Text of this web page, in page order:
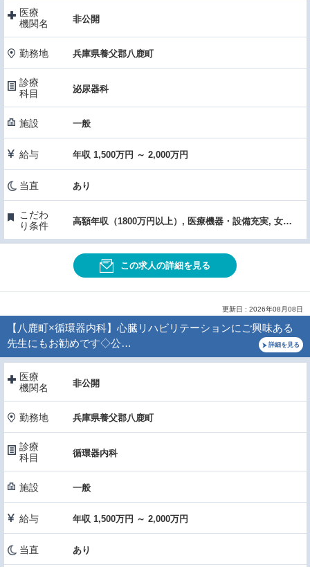
医療
機関名
非公開
勤務地 兵庫県養父郡八鹿町
診療
科目
泌尿器科
施設 一般
給与 年収 1,500万円 ～ 2,000万円
当直 あり
こだわ
り条件
高額年収（1800万円以上）, 医療機器・設備充実, 女性医師におすすめ
この求人の詳細を見る
更新日 : 2026年08月08日
【八鹿町×循環器内科】心臓リハビリテーションにご興味ある
先生にもお勧めです◇公…
詳細を見る
医療
機関名
非公開
勤務地 兵庫県養父郡八鹿町
診療
科目
循環器内科
施設 一般
給与 年収 1,500万円 ～ 2,000万円
当直 あり